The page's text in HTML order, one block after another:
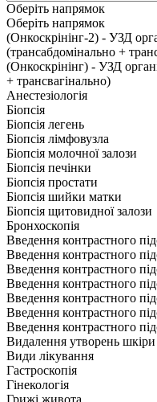
Оберіть напрямок
Оберіть напрямок
(Онкоскрінінг-2) - УЗД
(трансабдомінально +
(Онкоскрінінг) - УЗД
+ трансвагінально)
Анестезіологія
Біопсія
Біопсія легень
Біопсія лімфовузла
Біопсія молочної залози
Біопсія печінки
Біопсія простати
Біопсія шийки матки
Біопсія щитовидної залози
Бронхоскопія
Введення контрастного
Введення контрастного
Введення контрастного
Введення контрастного
Введення контрастного
Введення контрастного
Введення контрастного
Видалення утворень
Види лікування
Гастроскопія
Гінекологія
Грижі живота